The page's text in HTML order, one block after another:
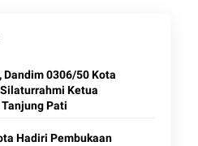
0306/50 Kota
Ketua
Pati
Hadiri Pembukaan